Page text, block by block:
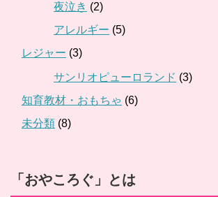
夜泣き (2)
アレルギー (5)
レジャー (3)
サンリオピューロランド (3)
知育教材・おもちゃ (6)
未分類 (8)
「おやころぐ」とは